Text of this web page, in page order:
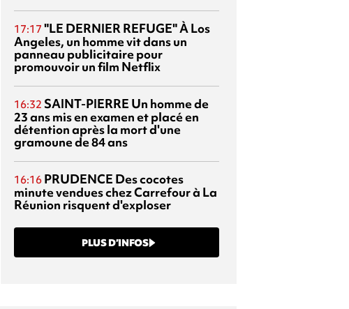
17:17 "LE DERNIER REFUGE"À Los
Angeles, un homme vit dans un
panneau publicitaire pour
promouvoir un film Netflix
16:32 SAINT-PIERRE Un homme de
23 ans mis en examen et placé en
détention après la mort d'une
gramoune de 84 ans
16:16 PRUDENCE Des cocotes
minute vendues chez Carrefour à La
Réunion risquent d'exploser
PLUS D’INFOS